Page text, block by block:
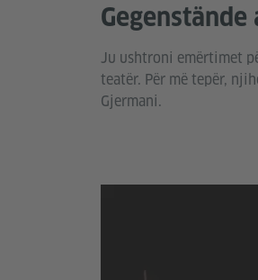
Ju ushtroni emërtimet
teatër. Për më tepër,
Gjermani.